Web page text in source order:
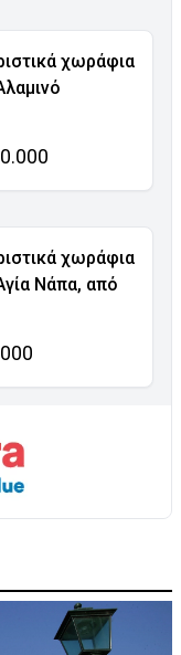
χωράφια
χωράφια
Νάπα, από